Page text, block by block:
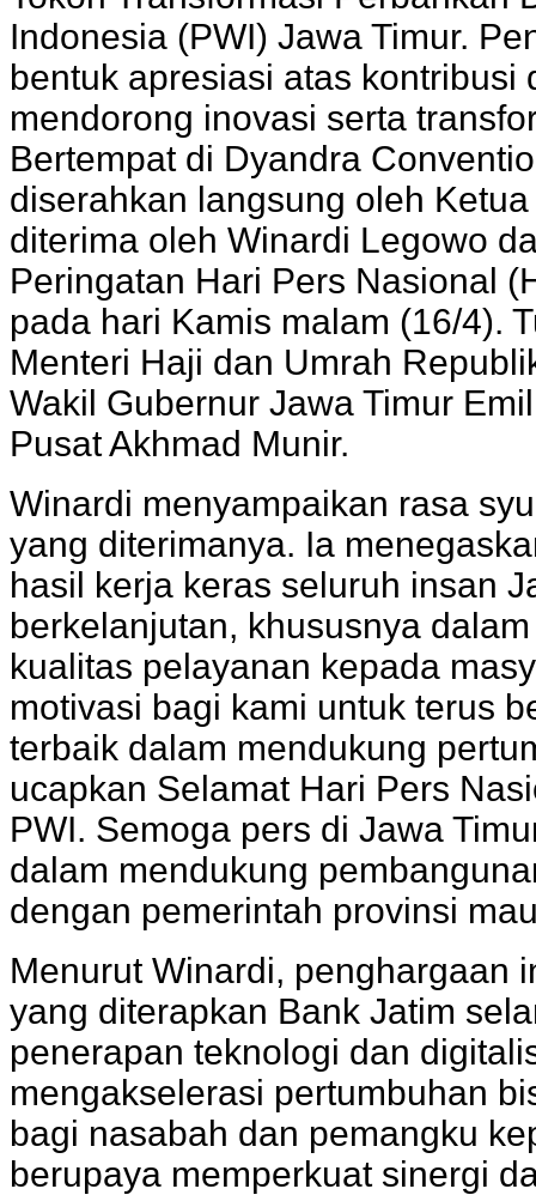
Indonesia (PWI) Jawa Timur.
bentuk apresiasi atas
mendorong inovasi serta
Bertempat di Dyandra
diserahkan langsung oleh
diterima oleh Winardi Legowo
Peringatan Hari Pers Nasional
pada hari Kamis malam (16/4).
Menteri Haji dan Umrah
Wakil Gubernur Jawa Timur
Pusat Akhmad Munir.
Winardi menyampaikan rasa
yang diterimanya. Ia
hasil kerja keras seluruh insan
berkelanjutan, khususnya
kualitas pelayanan kepada
motivasi bagi kami untuk terus
terbaik dalam mendukung
ucapkan Selamat Hari Pers
PWI. Semoga pers di Jawa
dalam mendukung
dengan pemerintah provinsi
Menurut Winardi, penghargaan
yang diterapkan Bank Jatim
penerapan teknologi dan
mengakselerasi pertumbuhan
bagi nasabah dan pemangku
berupaya memperkuat sinergi